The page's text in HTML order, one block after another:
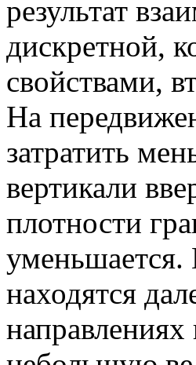
результат
дискретной,
свойствами,
На
затратить
вертикали
плотности
уменьшается.
находятся